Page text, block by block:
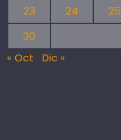
23
24 25
30
« Oct
Dic »